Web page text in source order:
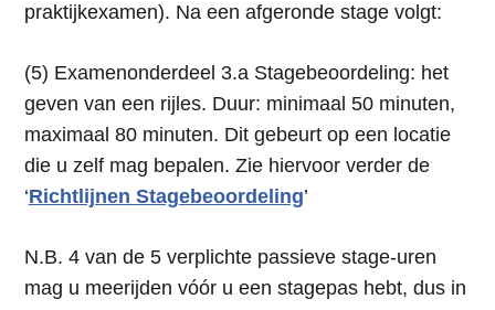
praktijkexamen). Na een afgeronde stage volgt:
(5) Examenonderdeel 3.a Stagebeoordeling: het
geven van een rijles. Duur: minimaal 50 minuten,
maximaal 80 minuten. Dit gebeurt op een locatie
die u zelf mag bepalen. Zie hiervoor verder de
‘Richtlijnen Stagebeoordeling’
N.B. 4 van de 5 verplichte passieve stage-uren
mag u meerijden vóór u een stagepas hebt, dus in